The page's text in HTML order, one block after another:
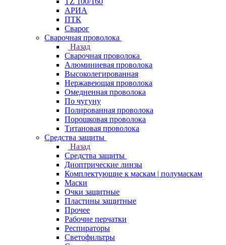
АРИА
ПТК
Сварог
Сварочная проволока
Назад
Сварочная проволока
Алюминиевая проволока
Высоколегированная
Нержавеющая проволока
Омедненная проволока
По чугуну
Полированная проволока
Порошковая проволока
Титановая проволока
Средства защиты
Назад
Средства защиты
Диоптрические линзы
Комплектующие к маскам | полумаскам
Маски
Очки защитные
Пластины защитные
Прочее
Рабочие перчатки
Респираторы
Светофильтры